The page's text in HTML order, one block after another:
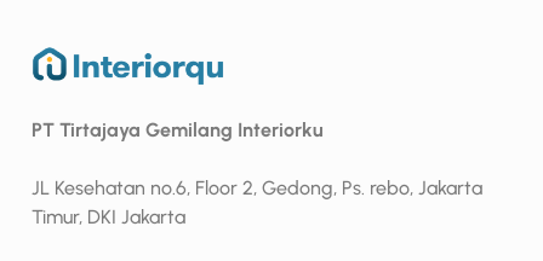
PT Tirtajaya Gemilang Interiorku
JL Kesehatan no.6, Floor 2, Gedong, Ps. rebo, Jakarta
Timur, DKI Jakarta